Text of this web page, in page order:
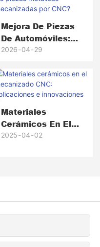
Mejora De Piezas
De Automóviles:
¿Por Qué Fallan
Plástico Y Cómo
Mejoran El
Rendimiento Las
Piezas Metálicas
Mecanizadas Por
CNC?
2026 04 29
Materiales
Cerámicos En El
Mecanizado CNC:
2025 04 02